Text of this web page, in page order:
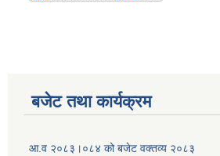
बजेट तथा कार्यक्रम
आ.व २०८३।०८४ को बजेट वक्तव्य २०८३